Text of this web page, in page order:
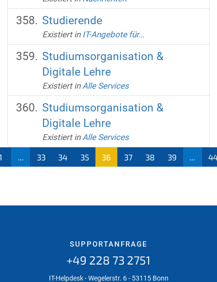
Studierende
Existiert in IT-Angebote für...
Studiumsorganisation &
Digitale Lehre
Existiert in Alle Services
Studiumsorganisation &
Digitale Lehre
Existiert in Alle Services
33 34 35
36
37 38 39
SUPPORTANFRAGE
+49 228 73 2751
IT-Helpdesk - Wegelerstr. 6 - 53115 Bonn